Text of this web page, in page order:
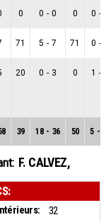
0 0 - 0 0 0 -
71 5 - 7 71 0 -
20 0 - 3 0 1 -
39 18 - 36 50 5 -
F. CALVEZ,
32